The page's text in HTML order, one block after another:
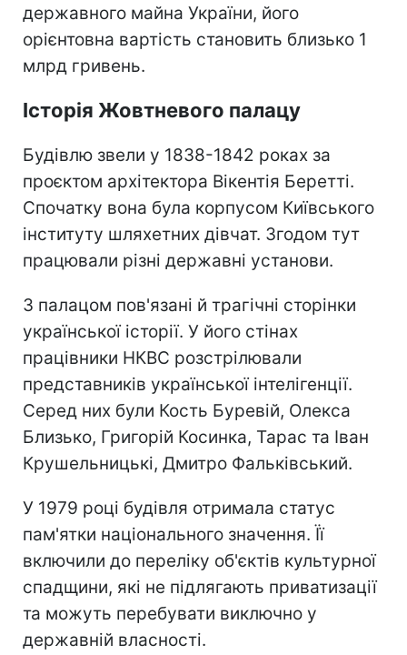
державного майна України, його
орієнтовна вартість становить близько 1
млрд гривень.
Історія Жовтневого палацу
Будівлю звели у 1838-1842 роках за
проєктом архітектора Вікентія Беретті.
Спочатку вона була корпусом Київського
інституту шляхетних дівчат. Згодом тут
працювали різні державні установи.
З палацом пов'язані й трагічні сторінки
української історії. У його стінах
працівники НКВС розстрілювали
представників української інтелігенції.
Серед них були Кость Буревій, Олекса
Близько, Григорій Косинка, Тарас та Іван
Крушельницькі, Дмитро Фальківський.
У 1979 році будівля отримала статус
пам'ятки національного значення. Її
включили до переліку об'єктів культурної
спадщини, які не підлягають приватизації
та можуть перебувати виключно у
державній власності.